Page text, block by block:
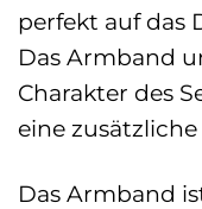
perfekt auf das
Das Armband
Charakter des
eine
Das Armband